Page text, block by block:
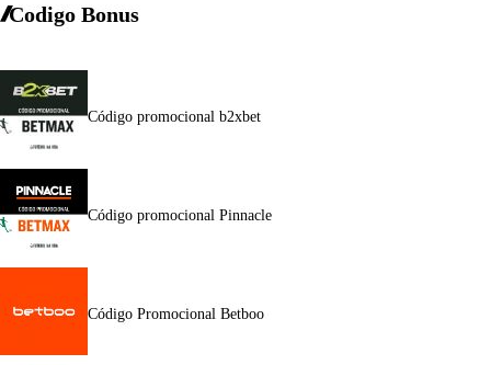
Codigo Bonus
Código promocional b2xbet
Código promocional Pinnacle
Código Promocional Betboo